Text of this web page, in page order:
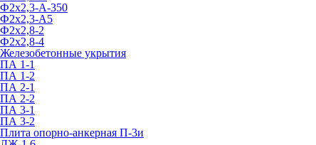
Ф2х2,3-А-350
Ф2х2,3-А5
Ф2х2,8-2
Ф2х2,8-4
Железобетонные укрытия
ПА 1-1
ПА 1-2
ПА 2-1
ПА 2-2
ПА 3-1
ПА 3-2
Плита опорно-анкерная П-3и